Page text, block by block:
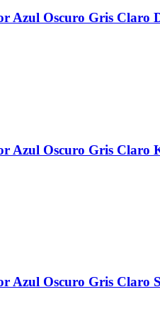
Azul Oscuro Gris Claro
Azul Oscuro Gris Claro
Azul Oscuro Gris Claro